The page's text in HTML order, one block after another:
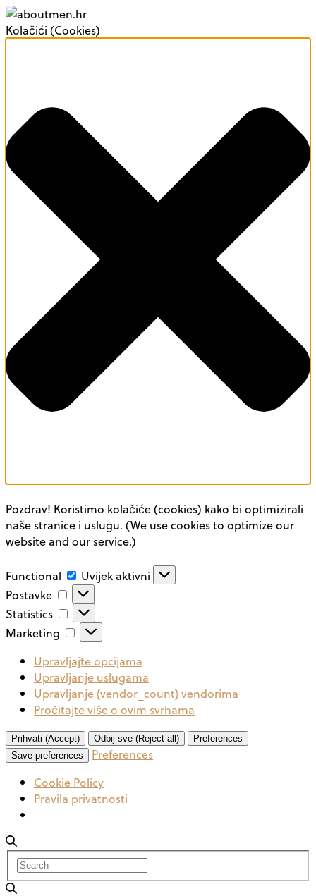
Kolačići (Cookies)
Pozdrav! Koristimo kolačiće (cookies) kako bi optimizirali
naše stranice i uslugu. (We use cookies to optimize our
website and our service.)
Functional Functional
Uvijek aktivni
Postavke
Postavke
Statistics Statistics
Marketing Marketing
Upravljajte opcijama
Upravljanje uslugama
Upravljanje {vendor_count} vendorima
Pročitajte više o ovim svrhama
Prihvati (Accept) Odbij sve (Reject all)
Preferences
Save preferences
Preferences
Cookie Policy
Pravila privatnosti